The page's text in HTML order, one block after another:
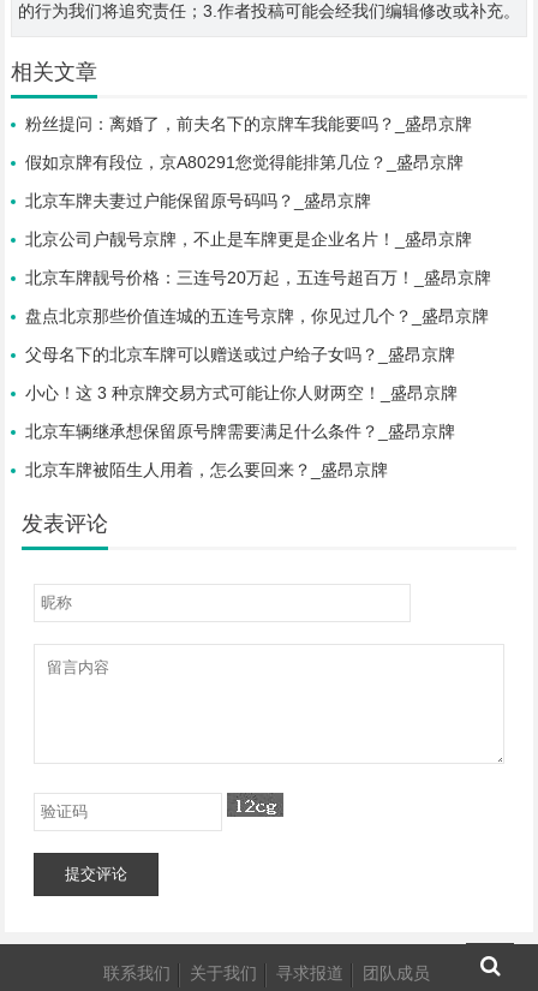
的行为我们将追究责任；3.作者投稿可能会经我们编辑修改或补充。
相关文章
粉丝提问：离婚了，前夫名下的京牌车我能要吗？_盛昂京牌
假如京牌有段位，京A80291您觉得能排第几位？_盛昂京牌
北京车牌夫妻过户能保留原号码吗？_盛昂京牌
北京公司户靓号京牌，不止是车牌更是企业名片！_盛昂京牌
北京车牌靓号价格：三连号20万起，五连号超百万！_盛昂京牌
盘点北京那些价值连城的五连号京牌，你见过几个？_盛昂京牌
父母名下的北京车牌可以赠送或过户给子女吗？_盛昂京牌
小心！这 3 种京牌交易方式可能让你人财两空！_盛昂京牌
北京车辆继承想保留原号牌需要满足什么条件？_盛昂京牌
北京车牌被陌生人用着，怎么要回来？_盛昂京牌
发表评论
提交评论
联系我们 关于我们 寻求报道 团队成员